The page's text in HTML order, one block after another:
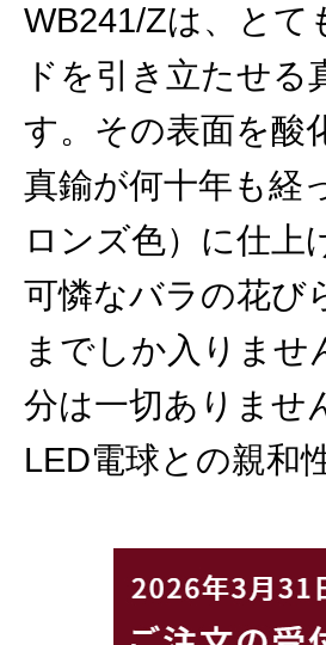
WB241/Zは、と
ドを引き立たせ
す。その表面を酸
真鍮が何十年も経
ロンズ色）に仕上
可憐なバラの花び
までしか入りませ
分は一切ありませ
LED電球との